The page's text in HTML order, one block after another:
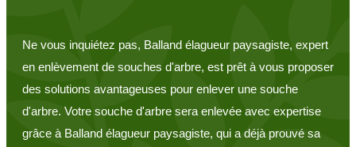
Ne vous inquiétez pas, Balland élagueur paysagiste, expert
en enlèvement de souches d'arbre, est prêt à vous proposer
des solutions avantageuses pour enlever une souche
d'arbre. Votre souche d'arbre sera enlevée avec expertise
grâce à Balland élagueur paysagiste, qui a déjà prouvé sa